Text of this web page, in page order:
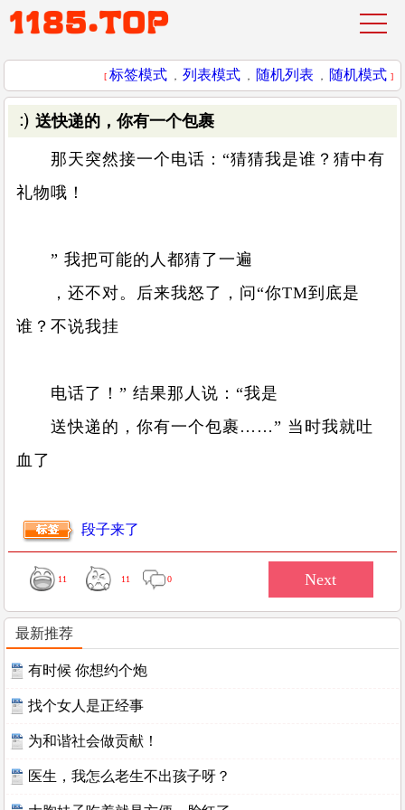
[ 标签模式 ， 列表模式 ， 随机列表 ， 随机模式 ]
送快递的，你有一个包裹
那天突然接一个电话：“猜猜我是谁？猜中有
礼物哦！
” 我把可能的人都猜了一遍
，还不对。后来我怒了，问“你TM到底是
谁？不说我挂
电话了！” 结果那人说：“我是
送快递的，你有一个包裹……” 当时我就吐
血了
段子来了
11 11 0
最新推荐
有时候 你想约个炮
找个女人是正经事
为和谐社会做贡献！
医生，我怎么老生不出孩子呀？